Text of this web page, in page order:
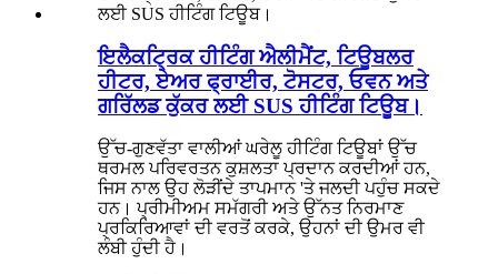
ਇਲੈਕਟ੍ਰਿਕ ਹੀਟਿੰਗ ਐਲੀਮੈਂਟ, ਟਿਊਬਲਰ
ਹੀਟਰ, ਏਅਰ ਫ੍ਰਾਈਰ, ਟੋਸਟਰ, ਓਵਨ ਅਤੇ
ਗਰਿੱਲਡ ਕੁੱਕਰ ਲਈ SUS ਹੀਟਿੰਗ ਟਿਊਬ।
ਉੱਚ-ਗੁਣਵੱਤਾ ਵਾਲੀਆਂ ਘਰੇਲੂ ਹੀਟਿੰਗ ਟਿਊਬਾਂ ਉੱਚ
ਥਰਮਲ ਪਰਿਵਰਤਨ ਕੁਸ਼ਲਤਾ ਪ੍ਰਦਾਨ ਕਰਦੀਆਂ ਹਨ,
ਜਿਸ ਨਾਲ ਉਹ ਲੋੜੀਂਦੇ ਤਾਪਮਾਨ 'ਤੇ ਜਲਦੀ ਪਹੁੰਚ ਸਕਦੇ
ਹਨ। ਪ੍ਰੀਮੀਅਮ ਸਮੱਗਰੀ ਅਤੇ ਉੱਨਤ ਨਿਰਮਾਣ
ਪ੍ਰਕਿਰਿਆਵਾਂ ਦੀ ਵਰਤੋਂ ਕਰਕੇ, ਉਹਨਾਂ ਦੀ ਉਮਰ ਵੀ
ਲੰਬੀ ਹੁੰਦੀ ਹੈ।